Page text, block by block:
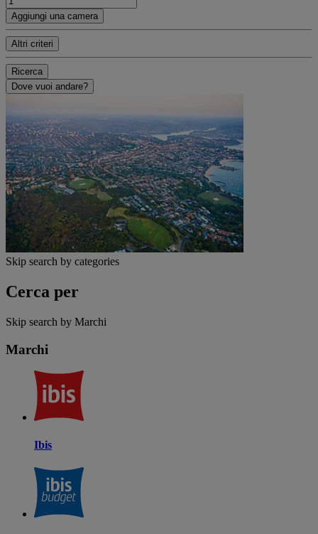
Aggiungi una camera
Altri criteri
Ricerca
Dove vuoi andare?
Skip search by categories
Cerca per
Skip search by Marchi
Marchi
Ibis